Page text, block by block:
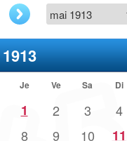
Je Ve Sa Di
1 2 3 4
8 9 10 11